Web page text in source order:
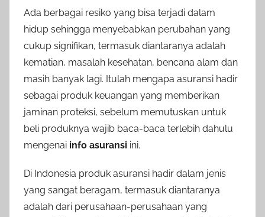
Ada berbagai resiko yang bisa terjadi dalam
hidup sehingga menyebabkan perubahan yang
cukup signifikan, termasuk diantaranya adalah
kematian, masalah kesehatan, bencana alam dan
masih banyak lagi. Itulah mengapa asuransi hadir
sebagai produk keuangan yang memberikan
jaminan proteksi, sebelum memutuskan untuk
beli produknya wajib baca-baca terlebih dahulu
mengenai info asuransi ini.
Di Indonesia produk asuransi hadir dalam jenis
yang sangat beragam, termasuk diantaranya
adalah dari perusahaan-perusahaan yang